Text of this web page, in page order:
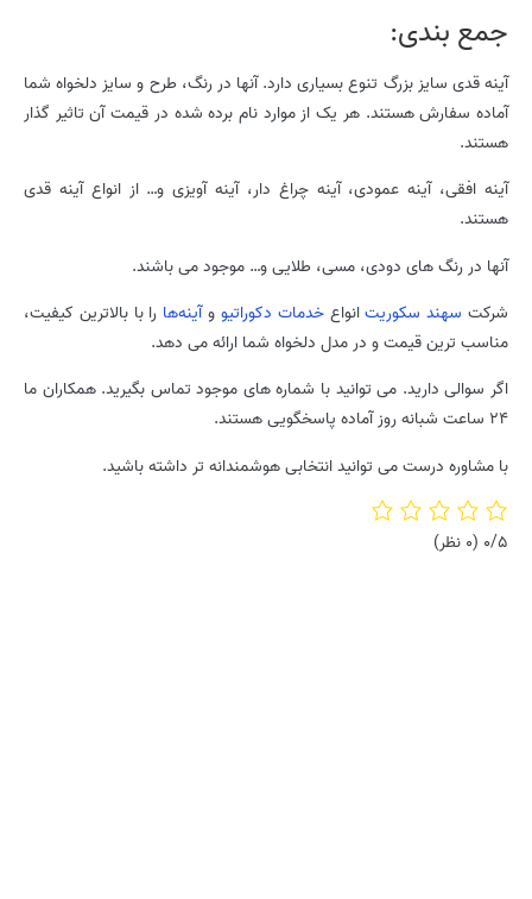
جمع بندی:
آینه قدی سایز بزرگ تنوع بسیاری دارد. آنها در رنگ، طرح و سایز دلخواه شما
آماده سفارش هستند. هر یک از موارد نام برده شده در قیمت آن تاثیر گذار
هستند.
آینه افقی، آینه عمودی، آینه چراغ دار، آینه آویزی و… از انواع آینه قدی
هستند.
آنها در رنگ های دودی، مسی، طلایی و… موجود می باشند.
شرکت سهند سکوریتانواعخدمات دکوراتیو وآینه‌ها را با بالاترین کیفیت،
مناسب ترین قیمت و در مدل دلخواه شما ارائه می دهد.
اگر سوالی دارید. می توانید با شماره های موجود تماس بگیرید. همکاران ما
24 ساعت شبانه روز آماده پاسخگویی هستند.
با مشاوره درست می توانید انتخابی هوشمندانه تر داشته باشید.
0/5 (0 نظر)